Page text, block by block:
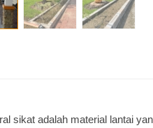
sikat adalah material lantai